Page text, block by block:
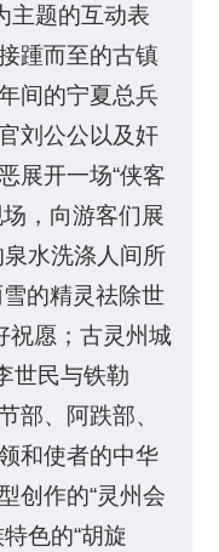
主题的互动表
踵而至的古镇
间的宁夏总兵
刘公公以及奸
展开一场“侠客
场，向游客们展
水洗涤人间所
的精灵祛除世
祝愿；古灵州城
世民与铁勒
部、阿跌部、
和使者的中华
创作的“灵州会
色的“胡旋